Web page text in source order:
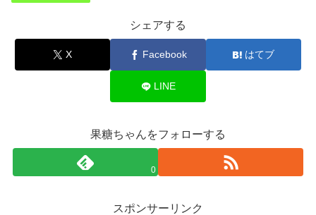
シェアする
X Facebook はてブ
LINE
果糖ちゃんをフォローする
0
スポンサーリンク